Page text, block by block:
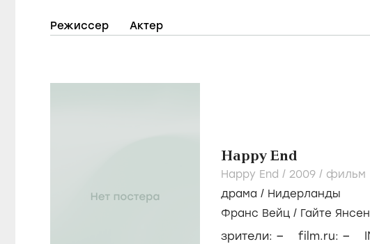
Режиссер Актер
Happy End
Happy End / 2009 / фильм
драма / Нидерланды
Франс Вейц / Гайте
зрители: – film.ru: –